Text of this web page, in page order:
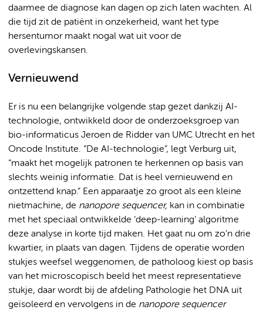
daarmee de diagnose kan dagen op zich laten wachten. Al
die tijd zit de patiënt in onzekerheid, want het type
hersentumor maakt nogal wat uit voor de
overlevingskansen.
Vernieuwend
Er is nu een belangrijke volgende stap gezet dankzij AI-
technologie, ontwikkeld door de onderzoeksgroep van
bio-informaticus Jeroen de Ridder van UMC Utrecht en het
Oncode Institute. “De AI-technologie”, legt Verburg uit,
“maakt het mogelijk patronen te herkennen op basis van
slechts weinig informatie. Dat is heel vernieuwend en
ontzettend knap.” Een apparaatje zo groot als een kleine
nietmachine, de nanopore sequencer, kan in combinatie
met het speciaal ontwikkelde ‘deep-learning’ algoritme
deze analyse in korte tijd maken. Het gaat nu om zo’n drie
kwartier, in plaats van dagen. Tijdens de operatie worden
stukjes weefsel weggenomen, de patholoog kiest op basis
van het microscopisch beeld het meest representatieve
stukje, daar wordt bij de afdeling Pathologie het DNA uit
geïsoleerd en vervolgens in de nanopore sequencer